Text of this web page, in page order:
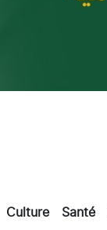
Culture Santé